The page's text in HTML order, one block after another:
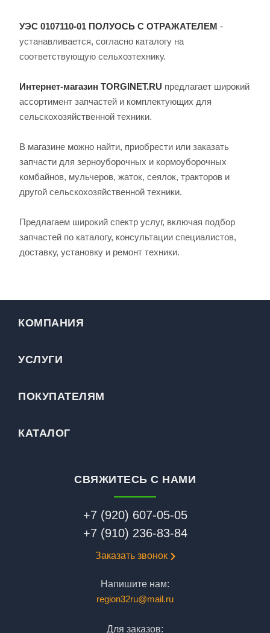
УЭС 0107110-01 ПОЛУОСЬ С ОТРАЖАТЕЛЕМ -
устанавливается, согласно каталогу на
соответствующую сельхозтехнику.
Интернет-магазин TORGINET.RU предлагает широкий
ассортимент запчастей и комплектующих для
сельскохозяйственной техники.
В магазине можно найти, приобрести или заказать
запчасти для зерноуборочных и кормоуборочных
комбайнов, мульчеров, жаток, сеялок, тракторов и
другой сельскохозяйственной техники.
Предлагаем широкий спектр услуг, включая подбор
запчастей по каталогу, консультации специалистов,
доставку, установку и ремонт техники.
КОМПАНИЯ
УСЛУГИ
ПОКУПАТЕЛЯМ
КАТАЛОГ
СВЯЖИТЕСЬ С НАМИ
+7 (920) 607-05-05
+7 (910) 236-83-84
Заказать звонок
Напишите нам:
region32ru@mail.ru
Для заказов: